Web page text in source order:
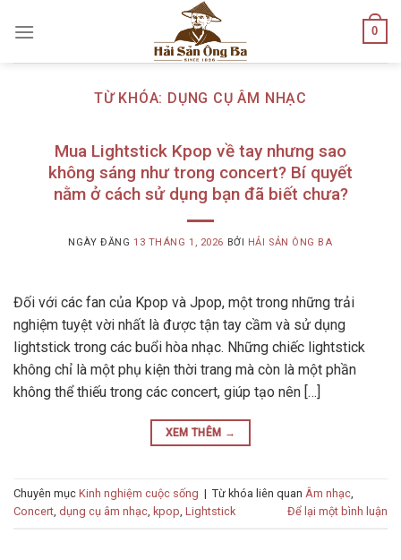
0
TỪ KHÓA: DỤNG CỤ ÂM NHẠC
Mua Lightstick Kpop về tay nhưng sao
không sáng như trong concert? Bí quyết
nằm ở cách sử dụng bạn đã biết chưa?
NGÀY ĐĂNG 13 THÁNG 1, 2026 BỞI HẢI SẢN ÔNG BA
Đối với các fan của Kpop và Jpop, một trong những trải
nghiệm tuyệt vời nhất là được tận tay cầm và sử dụng
lightstick trong các buổi hòa nhạc. Những chiếc lightstick
không chỉ là một phụ kiện thời trang mà còn là một phần
không thể thiếu trong các concert, giúp tạo nên […]
XEM THÊM →
Chuyên mục Kinh nghiệm cuộc sống | Từ khóa liên quan Âm nhạc,
Concert, dụng cụ âm nhạc, kpop, Lightstick Để lại một bình luận